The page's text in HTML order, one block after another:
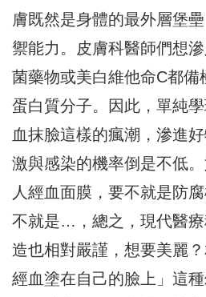
膚既然是身體的最外層堡
禦能力。皮膚科醫師們想
菌藥物或美白維他命C都備
蛋白質分子。因此，單純
血抹臉這樣的瘋潮，滲進
激與感染的機率倒是不低
人經血面膜，要不就是防
不就是…，總之，現代醫
造也相對嚴謹，想要美麗
經血塗在自己的臉上」這